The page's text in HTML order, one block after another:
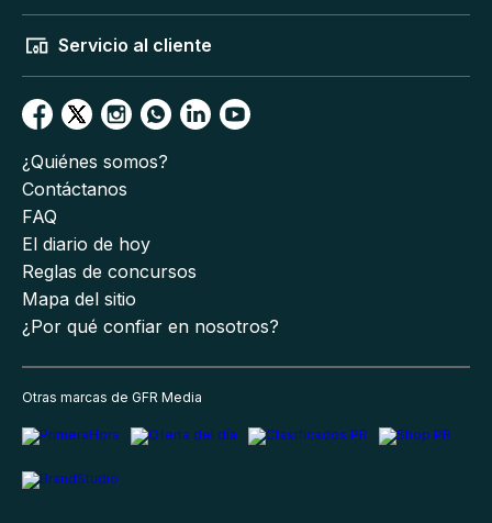
Servicio al cliente
¿Quiénes somos?
Contáctanos
FAQ
El diario de hoy
Reglas de concursos
Mapa del sitio
¿Por qué confiar en nosotros?
Otras marcas de GFR Media